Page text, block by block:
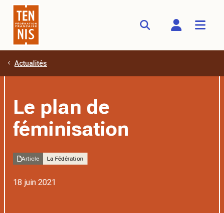
Aller au contenu principal
Actualités
Le plan de
féminisation
Article La Fédération
18 juin 2021